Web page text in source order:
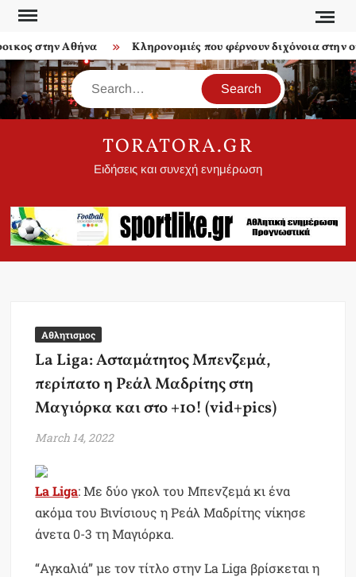
Skip
contentστην Αθήνα Κληρονομιές που φέρνουν διχόνοια στην
Search
TORATORA.GR
Ειδήσεις και συνεχή ενημέρωση
Αθλητισμος
La Liga: Ασταμάτητος Μπενζεμά,
περίπατο η Ρεάλ Μαδρίτης στη
Μαγιόρκα και στο +10! (vid+pics)
March 14, 2022
La Liga: Με δύο γκολ του Μπενζεμά κι ένα
ακόμα του Βινίσιους η Ρεάλ Μαδρίτης νίκησε
άνετα 0-3 τη Μαγιόρκα.
“Αγκαλιά” με τον τίτλο στην La Liga βρίσκεται η